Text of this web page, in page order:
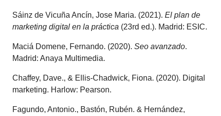
Sáinz de Vicuña Ancín, Jose Maria. (2021).El plan de
marketing digital en la práctica (23rd ed.). Madrid: ESIC.
Maciá Domene, Fernando. (2020).Seo avanzado.
Madrid: Anaya Multimedia.
Chaffey, Dave., & Ellis-Chadwick, Fiona. (2020). Digital
marketing. Harlow: Pearson.
Fagundo, Antonio., Bastón, Rubén. & Hernández,